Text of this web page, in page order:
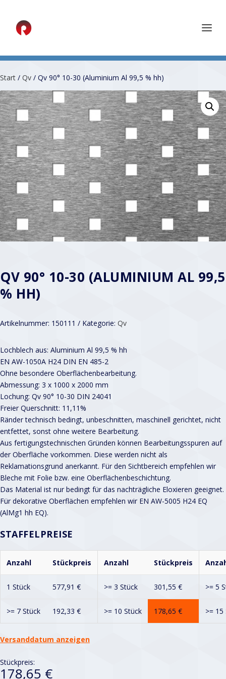
Start / Qv / Qv 90° 10-30 (Aluminium Al 99,5 % hh)
QV 90° 10-30 (ALUMINIUM AL 99,5
% HH)
Artikelnummer: 150111 Kategorie: Qv
Lochblech aus: Aluminium Al 99,5 % hh
EN AW-1050A H24 DIN EN 485-2
Ohne besondere Oberflächenbearbeitung.
Abmessung: 3 x 1000 x 2000 mm
Lochung: Qv 90° 10-30 DIN 24041
Freier Querschnitt: 11,11%
Ränder technisch bedingt, unbeschnitten, maschinell gerichtet, nicht
entfettet, sonst ohne weitere Bearbeitung.
Aus fertigungstechnischen Gründen können Bearbeitungsspuren auf
der Oberfläche vorkommen. Diese werden nicht als
Reklamationsgrund anerkannt. Für den Sichtbereich empfehlen wir
Bleche mit Folie bzw. eine Oberflächenbeschichtung.
Das Material ist nur bedingt für das nachträgliche Eloxieren geeignet.
Für dekorative Oberflächen empfehlen wir EN AW-5005 H24 EQ
(AlMg1 hh EQ).
STAFFELPREISE
Anzahl Stückpreis Anzahl Stückpreis
1 Stück 577,91 € >= 3 Stück 301,55 € >= 5
>= 7 Stück 192,33 € >= 10 Stück 178,65 € >= 15
Versanddatum anzeigen
Stückpreis:
178,65 €